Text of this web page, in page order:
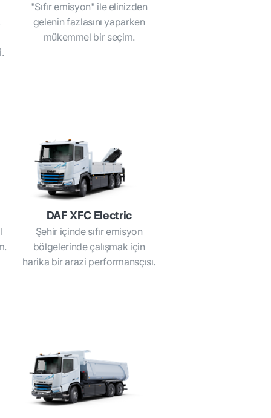
"Sıfır emisyon" ile elinizden
gelenin fazlasını yaparken
mükemmel bir seçim.
DAF XFC Electric
Şehir içinde sıfır emisyon
bölgelerinde çalışmak için
harika bir arazi performansçısı.